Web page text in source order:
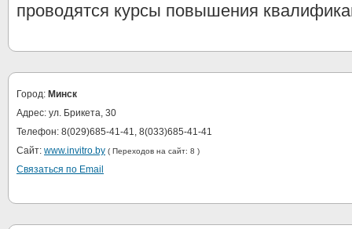
проводятся курсы повышения
Город: Минск
Адрес: ул. Брикета, 30
Телефон: 8(029)685-41-41, 8(033)685-41-41
Сайт: www.invitro.by ( Переходов на сайт: 8 )
Связаться по Email